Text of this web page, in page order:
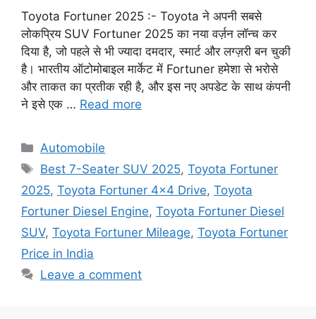
Toyota Fortuner 2025 :- Toyota ने अपनी सबसे
लोकप्रिय SUV Fortuner 2025 का नया वर्ज़न लॉन्च कर
दिया है, जो पहले से भी ज्यादा दमदार, स्मार्ट और लग्ज़री बन चुकी
है। भारतीय ऑटोमोबाइल मार्केट में Fortuner हमेशा से भरोसे
और ताकत का प्रतीक रही है, और इस नए अपडेट के साथ कंपनी
ने इसे एक … Read more
Categories
Automobile
Tags
Best 7-Seater SUV 2025,Toyota Fortuner
2025, Toyota Fortuner 4x4 Drive, Toyota
Fortuner Diesel Engine, Toyota Fortuner Diesel
SUV, Toyota Fortuner Mileage, Toyota Fortuner
Price in India
Leave a comment